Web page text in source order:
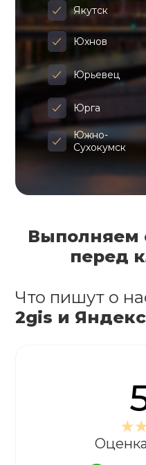
Якутск
Юхнов
Юрьевец
Юрга
Южно-
Сухокумск
Выполняем
перед
Что пишут о
2gis и Яндекс